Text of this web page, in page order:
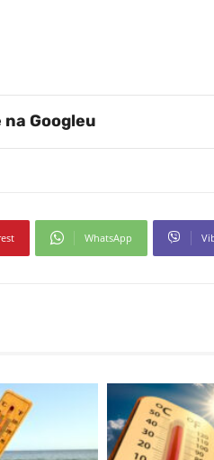
Googleu
WhatsApp